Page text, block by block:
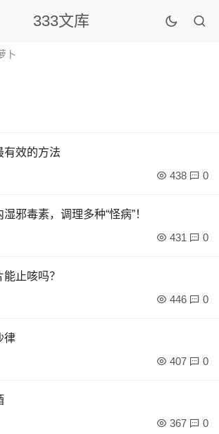
333文库
卜
有效的方法
438 0
邪毒素，调理多种“怪病”！
431 0
止咳吗？
446 0
律
407 0
367 0